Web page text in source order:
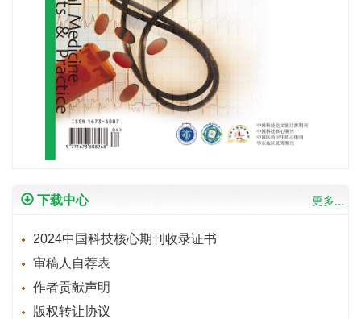
下载中心 更多...
2024中国科技核心期刊收录证书
审稿人自荐表
作者贡献声明
版权转让协议